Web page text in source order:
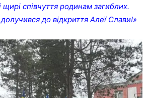
щирі співчуття родинам загиблих.
до відкриття Алеї Слави!»